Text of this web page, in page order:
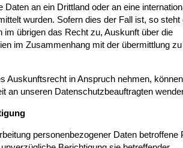
Daten an ein Drittland oder an eine
wurden. Sofern dies der Fall ist, so steht
im übrigen das Recht zu, Auskunft über die
im Zusammenhang mit der übermittlung zu
Auskunftsrecht in Anspruch nehmen,
an unseren Datenschutzbeauftragten
personenbezogener Daten betroffene